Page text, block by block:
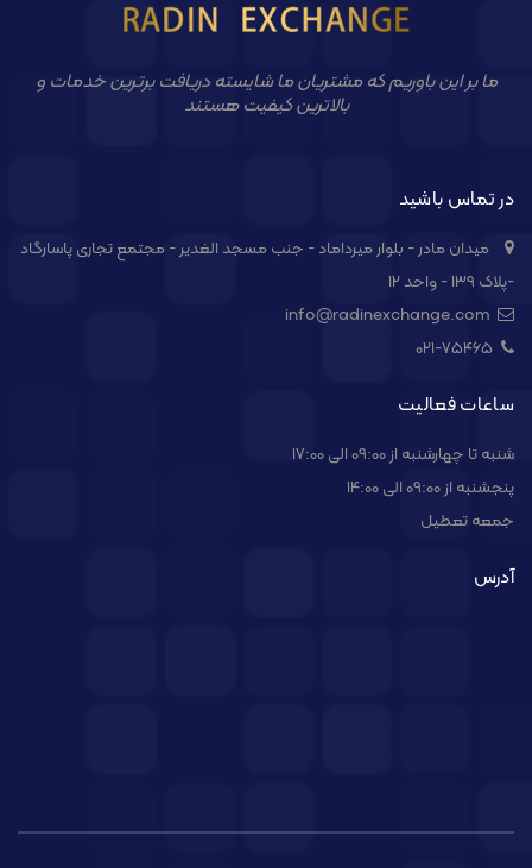
ما بر این باوریم که مشتریان ما شایسته دریافت برترین خدمات و
بالاترین کیفیت هستند
در تماس باشید
میدان مادر - بلوار میرداماد - جنب مسجد الغدیر - مجتمع تجاری پاسارگاد
-پلاک ۱۳۹ - واحد ۱۲
021-۷۵۴۶۵
ساعات فعالیت
شنبه تا چهارشنبه از 09:00 الی 17:00
پنجشنبه از 09:00 الی 14:00
جمعه تعطیل
آدرس